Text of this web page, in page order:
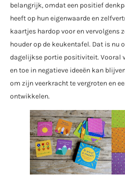
belangrijk, omdat een positief
heeft op hun eigenwaarde en
kaartjes hardop voor en vervolgens
houder op de keukentafel. Dat is nu
dagelijkse portie positiviteit. Vooral
en toe in negatieve ideeën kan
om zijn veerkracht te vergroten en
ontwikkelen.